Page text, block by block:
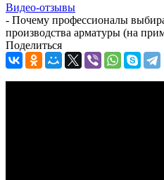
Видео-отзывы
- Почему профессионалы
производства арматуры (на
Поделиться